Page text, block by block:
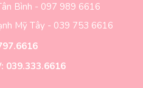
Bình - 097 989 6616
Mỹ Tây - 039 753 6616
039.333.6616